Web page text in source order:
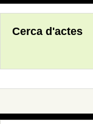
Cerca d'actes